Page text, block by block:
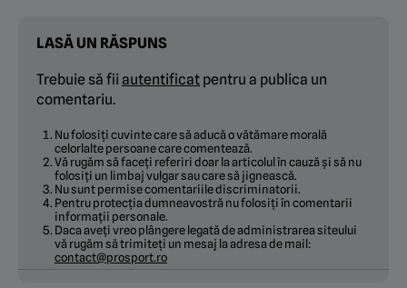
LASĂ UN RĂSPUNS
Trebuie să fii autentificat pentru a publica un
comentariu.
Nu folosiți cuvinte care să aducă o vătămare morală
celorlalte persoane care comentează.
Vă rugăm să faceți referiri doar la articolul în cauză și să nu
folosiți un limbaj vulgar sau care să jignească.
Nu sunt permise comentariile discriminatorii.
Pentru protecția dumneavostră nu folosiți în comentarii
informații personale.
Daca aveți vreo plângere legată de administrarea siteului
vă rugăm să trimiteți un mesaj la adresa de mail:
contact@prosport.ro